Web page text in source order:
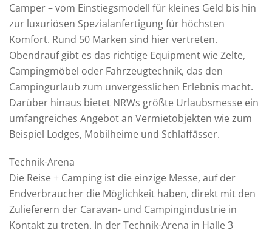
Camper – vom Einstiegsmodell für kleines Geld bis hin
zur luxuriösen Spezialanfertigung für höchsten
Komfort. Rund 50 Marken sind hier vertreten.
Obendrauf gibt es das richtige Equipment wie Zelte,
Campingmöbel oder Fahrzeugtechnik, das den
Campingurlaub zum unvergesslichen Erlebnis macht.
Darüber hinaus bietet NRWs größte Urlaubsmesse ein
umfangreiches Angebot an Vermietobjekten wie zum
Beispiel Lodges, Mobilheime und Schlaffässer.
Technik-Arena
Die Reise + Camping ist die einzige Messe, auf der
Endverbraucher die Möglichkeit haben, direkt mit den
Zulieferern der Caravan- und Campingindustrie in
Kontakt zu treten. In der Technik-Arena in Halle 3